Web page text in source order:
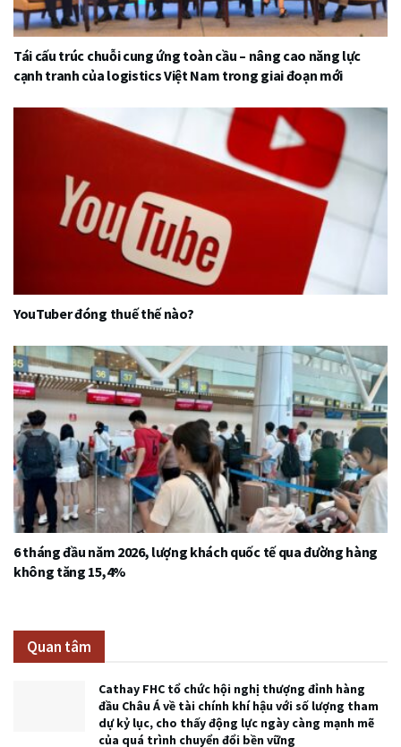
Tái cấu trúc chuỗi cung ứng toàn cầu – nâng cao năng lực
cạnh tranh của logistics Việt Nam trong giai đoạn mới
YouTuber đóng thuế thế nào?
6 tháng đầu năm 2026, lượng khách quốc tế qua đường hàng
không tăng 15,4%
Quan tâm
Cathay FHC tổ chức hội nghị thượng đỉnh hàng
đầu Châu Á về tài chính khí hậu với số lượng tham
dự kỷ lục, cho thấy động lực ngày càng mạnh mẽ
của quá trình chuyển đổi bền vững